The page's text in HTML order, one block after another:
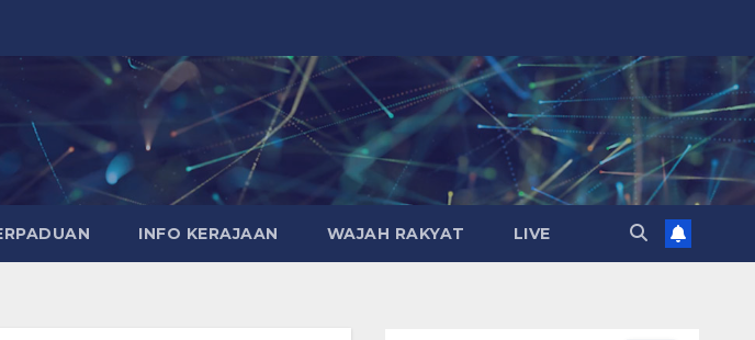
INFO KERAJAAN WAJAH RAKYAT LIVE